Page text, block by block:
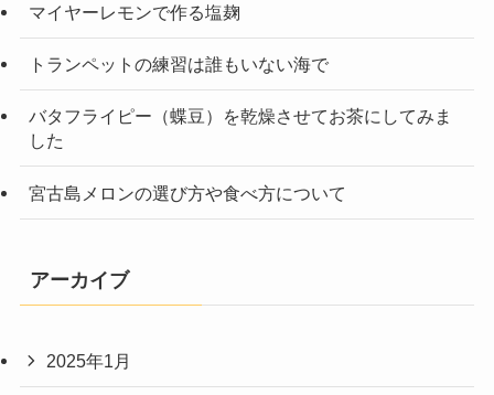
マイヤーレモンで作る塩麹
トランペットの練習は誰もいない海で
バタフライピー（蝶豆）を乾燥させてお茶にしてみま
した
宮古島メロンの選び方や食べ方について
アーカイブ
2025年1月